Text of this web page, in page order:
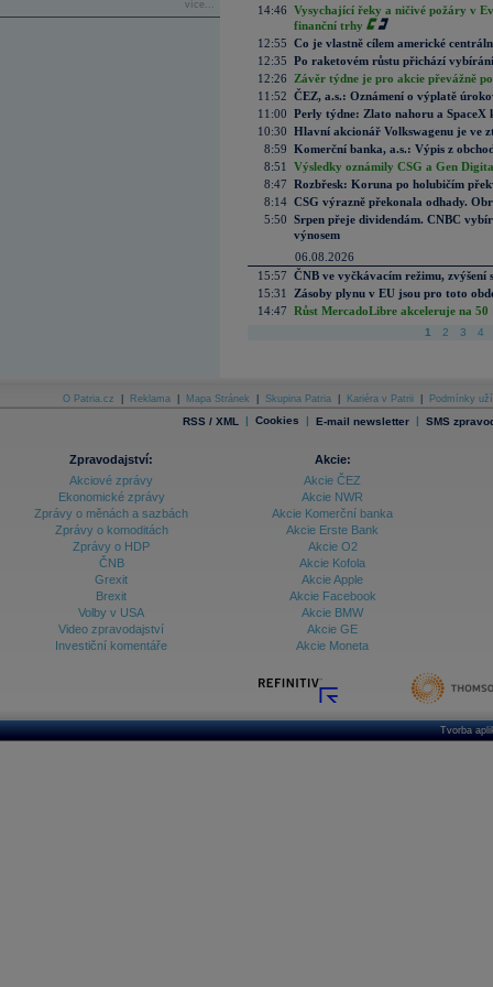
více...
14:46 Vysychající řeky a ničivé požáry v
finanční trhy
12:55 Co je vlastně cílem americké
12:35 Po raketovém růstu přichází
12:26
Závěr týdne je pro akcie převážně
11:52 ČEZ, a.s.: Oznámení o výplatě
11:00 Perly týdne: Zlato nahoru a SpaceX
10:30 Hlavní akcionář Volkswagenu je ve
8:59 Komerční banka, a.s.: Výpis z
8:51
Výsledky oznámily CSG a Gen
8:47 Rozbřesk: Koruna po holubičím
8:14 CSG výrazně překonala odhady.
5:50 Srpen přeje dividendám. CNBC
výnosem
06.08.2026
15:57 ČNB ve vyčkávacím režimu, zvýšení
15:31
Zásoby plynu v EU jsou pro toto
14:47 Růst MercadoLibre akceleruje na
1 2 3 4
O Patria.cz Reklama Mapa Stránek Skupina Patria Kariéra v Patrii Podmínky
RSS / XML | Cookies | E-mail newsletter | SMS
Zpravodajství:
Akciové zprávy
Ekonomické zprávy
Zprávy o měnách a sazbách
Zprávy o komoditách
Zprávy o HDP
ČNB
Grexit
Brexit
Volby v USA
Video zpravodajství
Investiční komentáře
Akcie:
Akcie ČEZ
Akcie NWR
Akcie Komerční banka
Akcie Erste Bank
Akcie O2
Akcie Kofola
Akcie Apple
Akcie Facebook
Akcie BMW
Akcie GE
Akcie Moneta
Tvorba